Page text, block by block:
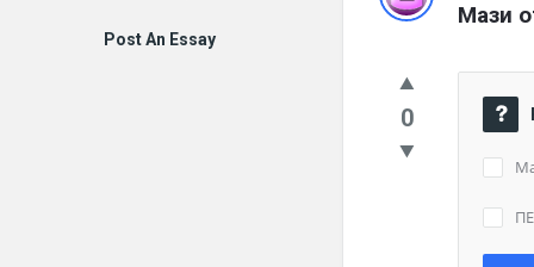
Мази
0
Post An Essay